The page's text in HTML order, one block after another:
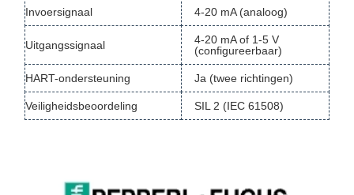
Invoersignaal 4-20 mA (analoog)
Uitgangssignaal
4-20 mA of 1-5 V
(configureerbaar)
HART-ondersteuning Ja (twee richtingen)
Veiligheidsbeoordeling SIL 2 (IEC 61508)